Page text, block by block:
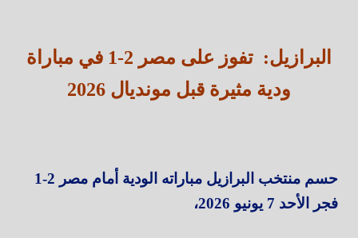
البرازيل: تفوز على مصر 2-1 في مباراة
ودية مثيرة قبل مونديال 2026
حسم منتخب البرازيل مباراته الودية أمام مصر 2-1
فجر الأحد 7 يونيو 2026،